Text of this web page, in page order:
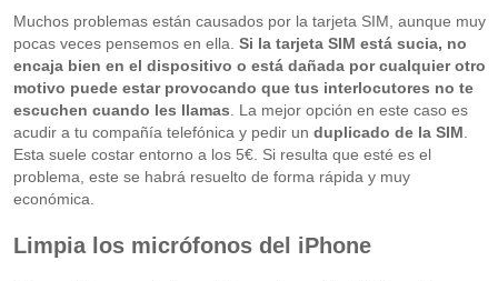
Muchos problemas están causados por la tarjeta SIM, aunque muy
pocas veces pensemos en ella. Si la tarjeta SIM está sucia, no
encaja bien en el dispositivo o está dañada por cualquier otro
motivo puede estar provocando que tus interlocutores no te
escuchen cuando les llamas . La mejor opción en este caso es
acudir a tu compañía telefónica y pedir un duplicado de la SIM
Esta suele costar entorno a los 5€. Si resulta que esté es el
problema, este se habrá resuelto de forma rápida y muy
económica.
Limpia los micrófonos del iPhone